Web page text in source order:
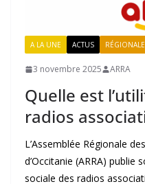
A LA UNE ACTUS
3 novembre 2025 ARRA
Quelle est
radios
L’Assemblée Régionale
d’Occitanie (ARRA) publie
sociale des radios